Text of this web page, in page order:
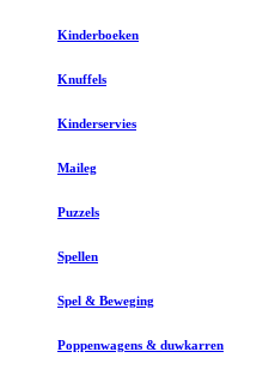
Kinderboeken
Knuffels
Kinderservies
Maileg
Puzzels
Spellen
Spel & Beweging
Poppenwagens & duwkarren